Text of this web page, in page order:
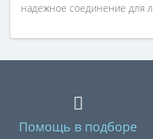
надежное соединение для
Помощь в подборе